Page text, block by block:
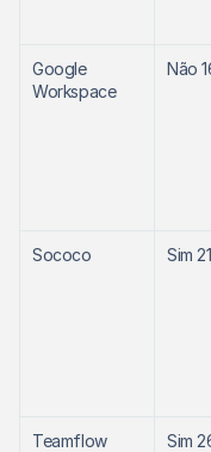
Google
Workspace
Não
Sococo Sim 21
Teamflow Sim